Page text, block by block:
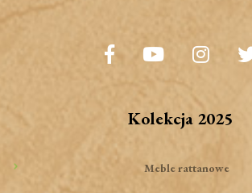
Kolekcja 2025
Meble rattanowe